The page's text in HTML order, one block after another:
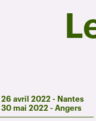
avril 2022 - Nantes
mai 2022 - Angers